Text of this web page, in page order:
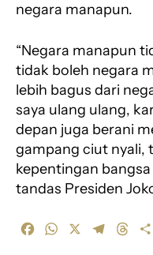
negara manapun.
“Negara manapun
tidak boleh negara
lebih bagus dari
saya ulang ulang,
depan juga berani
gampang ciut nyali,
kepentingan
tandas Presiden
W